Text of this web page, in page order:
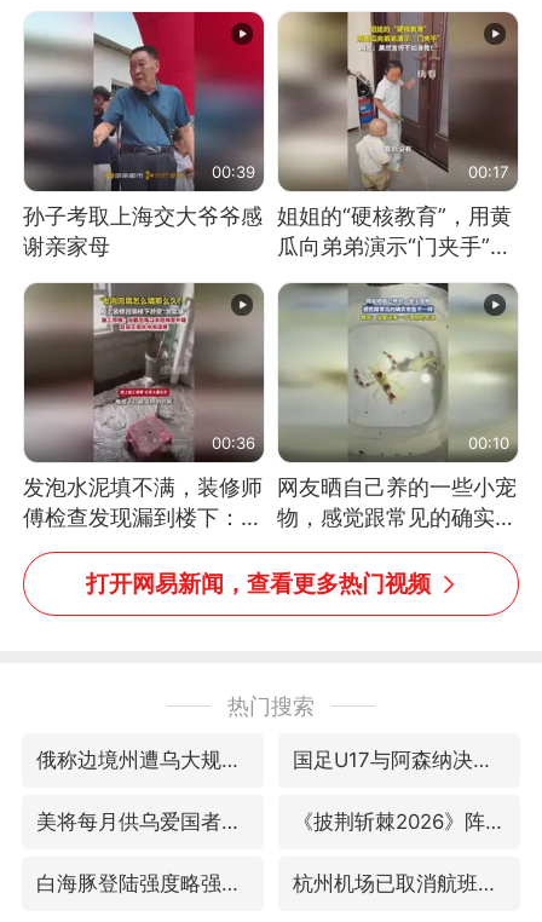
00:39
孙子考取上海交大爷爷感
谢亲家母
00:17
姐姐的“硬核教育”，用黄
瓜向弟弟演示“门夹手”，
教！
00:36
发泡水泥填不满，装修师
傅检查发现漏到楼下：出
风口未延伸到外墙
00:10
网友晒自己养的一些小宠
物，感觉跟常见的确实有
些不一样
打开网易新闻，查看更多热门视频
热门搜索
俄称边境州遭乌大规模袭击已致13伤 国足U17与阿森纳决赛取消 并列冠军
美将每月供乌爱国者拦截导弹 《披荆斩棘2026》阵容官宣
白海豚登陆强度略强于巴威 杭州机场已取消航班388架次